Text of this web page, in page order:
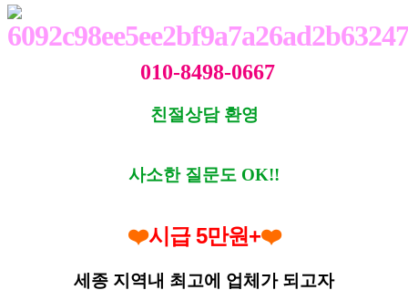
010-8498-0667
친절상담 환영
사소한 질문도 OK!!
❤️시급 5만원+❤️
세종 지역내 최고에 업체가 되고자